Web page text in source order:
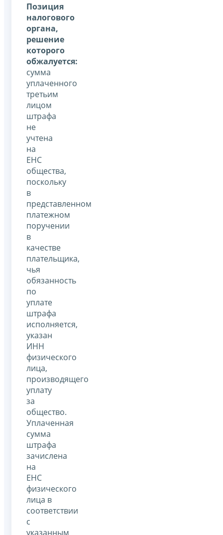
Позиция
налогового
органа,
решение
которого
обжалуется:
сумма
уплаченного
третьим
лицом
штрафа
не
учтена
на
ЕНС
общества,
поскольку
в
представленном
платежном
поручении
в
качестве
плательщика,
чья
обязанность
по
уплате
штрафа
исполняется,
указан
ИНН
физического
лица,
производящего
уплату
за
общество.
Уплаченная
сумма
штрафа
зачислена
на
ЕНС
физического
лица в
соответствии
с
указанным